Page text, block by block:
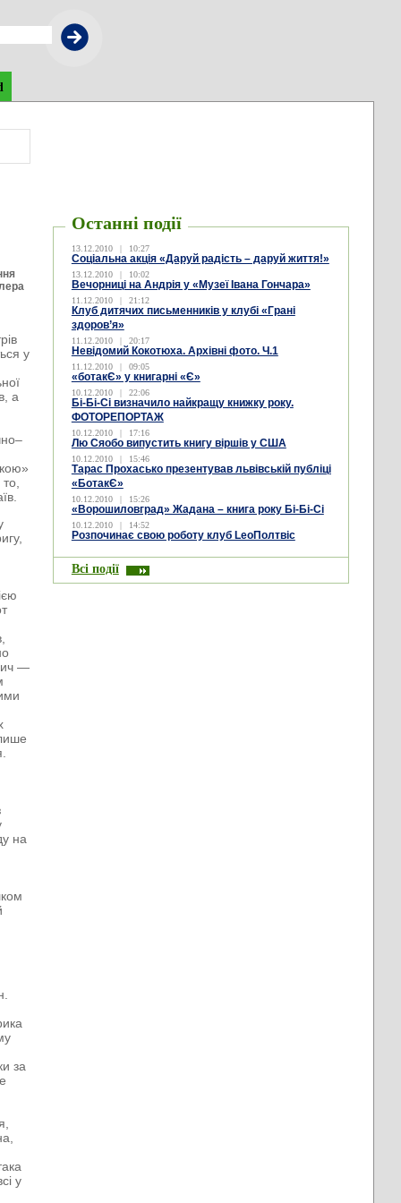
у
а
—
на
за
у
Останні події
13.12.2010 | 10:27
Соціальна акція «Даруй радість – даруй життя!»
13.12.2010 | 10:02
Вечорниці на Андрія у «Музеї Івана Гончара»
11.12.2010 | 21:12
Клуб дитячих письменників у клубі «Грані
здоров’я»
11.12.2010 | 20:17
Невідомий Кокотюха. Архівні фото. Ч.1
11.12.2010 | 09:05
«ботакЄ» у книгарні «Є»
10.12.2010 | 22:06
Бі-Бі-Сі визначило найкращу книжку року.
ФОТОРЕПОРТАЖ
10.12.2010 | 17:16
Лю Сяобо випустить книгу віршів у США
10.12.2010 | 15:46
Тарас Прохасько презентував львівській публіці
«БотакЄ»
10.12.2010 | 15:26
«Ворошиловград» Жадана – книга року Бі-Бі-Сі
10.12.2010 | 14:52
Розпочинає свою роботу клуб LeoПолтвіс
Всі події